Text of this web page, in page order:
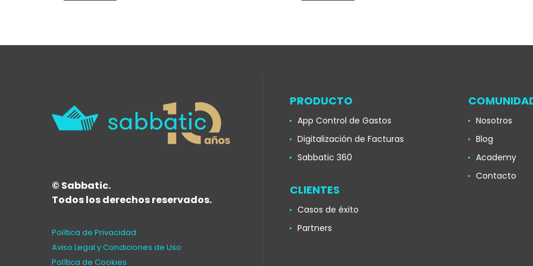
© Sabbatic.
Todos los derechos reservados.
Política de Privacidad
Aviso Legal y Condiciones de Uso
Política de Cookies
PRODUCTO
App Control de Gastos
Digitalización de Facturas
Sabbatic 360
CLIENTES
Casos de éxito
Partners
Nosotros
Blog
Academy
Contacto